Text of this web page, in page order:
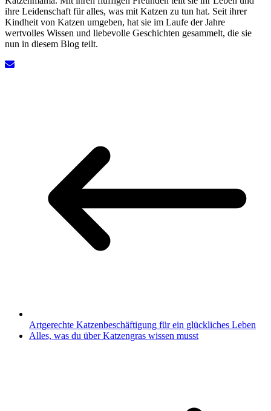
ihre Leidenschaft für alles, was mit Katzen zu tun hat. Seit ihrer
Kindheit von Katzen umgeben, hat sie im Laufe der Jahre
wertvolles Wissen und liebevolle Geschichten gesammelt, die sie
nun in diesem Blog teilt.
Artgerechte Katzenbeschäftigung für ein glückliches Leben
Alles, was du über Katzengras wissen musst